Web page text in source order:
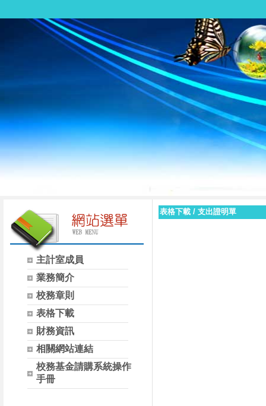
主計室成員
業務簡介
校務章則
表格下載
財務資訊
相關網站連結
校務基金請購系統操作
手冊
表格下載 / 支出證明單